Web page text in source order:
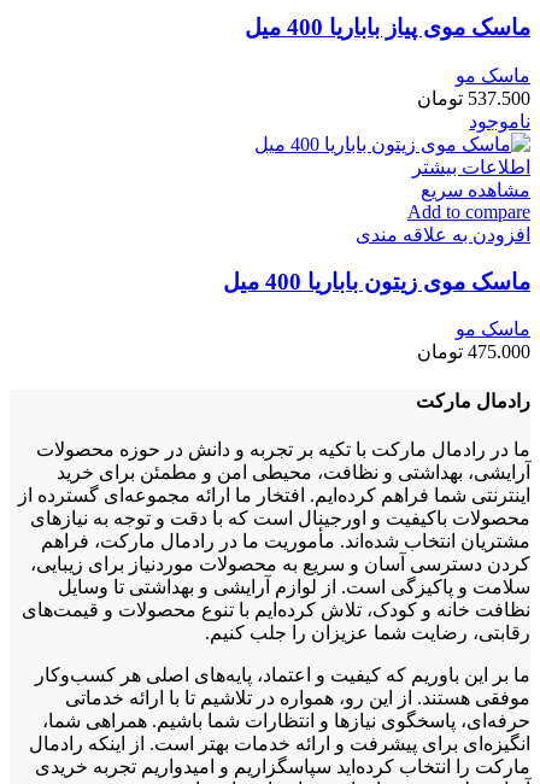
ماسک موی پیاز باباریا 400 میل
ماسک مو
537.500 تومان
ناموجود
اطلاعات بیشتر
مشاهده سریع
Add to compare
افزودن به علاقه مندی
ماسک موی زیتون باباریا 400 میل
ماسک مو
475.000 تومان
رادمال مارکت
ما در رادمال مارکت با تکیه بر تجربه و دانش در حوزه محصولات
آرایشی، بهداشتی و نظافت، محیطی امن و مطمئن برای خرید
اینترنتی شما فراهم کرده‌ایم. افتخار ما ارائه مجموعه‌ای گسترده از
محصولات باکیفیت و اورجینال است که با دقت و توجه به نیازهای
مشتریان انتخاب شده‌اند. مأموریت ما در رادمال مارکت، فراهم
کردن دسترسی آسان و سریع به محصولات موردنیاز برای زیبایی،
سلامت و پاکیزگی است. از لوازم آرایشی و بهداشتی تا وسایل
نظافت خانه و کودک، تلاش کرده‌ایم با تنوع محصولات و قیمت‌های
رقابتی، رضایت شما عزیزان را جلب کنیم.
ما بر این باوریم که کیفیت و اعتماد، پایه‌های اصلی هر کسب‌وکار
موفقی هستند. از این رو، همواره در تلاشیم تا با ارائه خدماتی
حرفه‌ای، پاسخگوی نیازها و انتظارات شما باشیم. همراهی شما،
انگیزه‌ای برای پیشرفت و ارائه خدمات بهتر است. از اینکه رادمال
مارکت را انتخاب کرده‌اید سپاسگزاریم و امیدواریم تجربه خریدی